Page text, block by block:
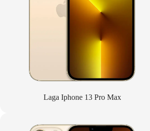
Laga Iphone 13 Pro Max